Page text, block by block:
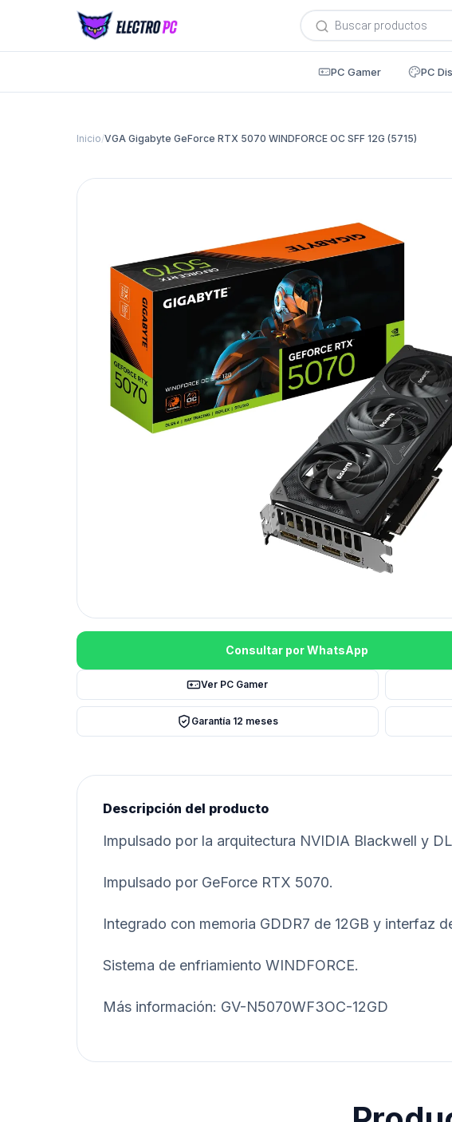
Búsqueda
de
productos
PC Gamer PC
Inicio/VGA Gigabyte GeForce RTX 5070 WINDFORCE OC SFF 12G (5715)
Consultar por WhatsApp
Ver PC Gamer
Garantía 12 meses
Descripción del producto
Impulsado por la arquitectura NVIDIA Blackwell y
Impulsado por GeForce RTX 5070.
Integrado con memoria GDDR7 de 12GB y interfaz
Sistema de enfriamiento WINDFORCE.
Más información: GV-N5070WF3OC-12GD